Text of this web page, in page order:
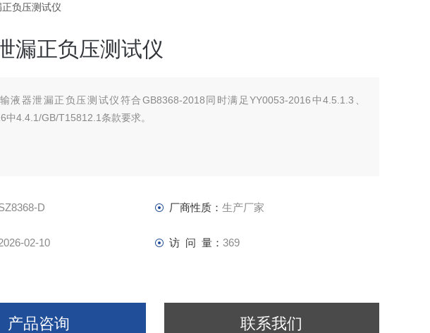
负压测试仪
漏正负压测试仪
输液器泄漏正负压测试仪符合GB8368-2018同时满足YY0053-2016中4.5.1.3、
中4.4.1/GB/T15812.1条款要求。
D 厂商性质： 生产厂家
02-10 访 问 量： 369
产品咨询 联系我们